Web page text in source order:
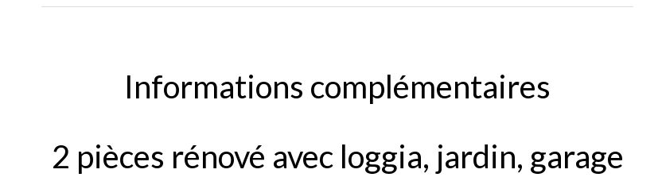
Informations complémentaires
2 pièces rénové avec loggia, jardin, garage